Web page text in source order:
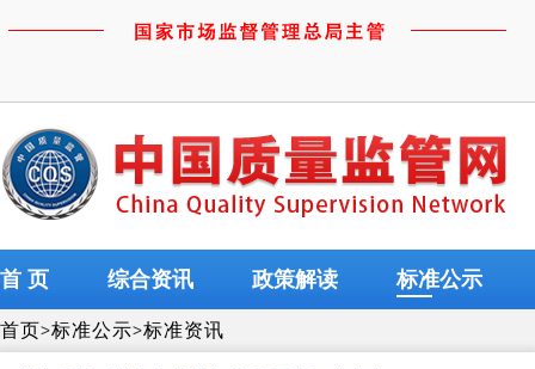
首 页 综合资讯 政策解读 标准公示
首页>标准公示>标准资讯